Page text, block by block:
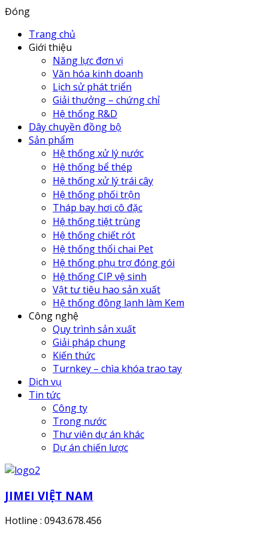
Đóng
Trang chủ
Giới thiệu
Năng lực đơn vị
Văn hóa kinh doanh
Lịch sử phát triển
Giải thưởng – chứng chỉ
Hệ thống R&D
Dây chuyền đồng bộ
Sản phẩm
Hệ thống xử lý nước
Hệ thống bể thép
Hệ thống xử lý trái cây
Hệ thống phối trộn
Tháp bay hơi cô đặc
Hệ thống tiệt trùng
Hệ thống chiết rót
Hệ thống thổi chai Pet
Hệ thống phụ trợ đóng gói
Hệ thống CIP vệ sinh
Vật tư tiêu hao sản xuất
Hệ thống đông lạnh làm Kem
Công nghệ
Quy trình sản xuất
Giải pháp chung
Kiến thức
Turnkey – chìa khóa trao tay
Dịch vụ
Tin tức
Công ty
Trong nước
Thư viên dự án khác
Dự án chiến lược
JIMEI VIỆT NAM
Hotline : 0943.678.456